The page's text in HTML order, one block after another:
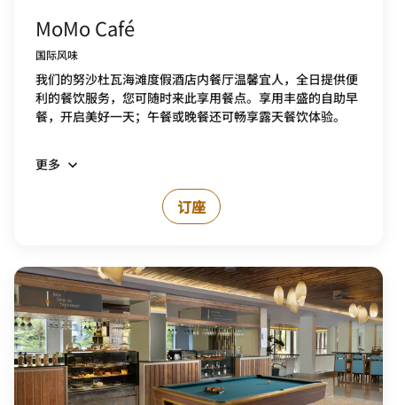
MoMo Café
国际风味
我们的努沙杜瓦海滩度假酒店内餐厅温馨宜人，全日提供便
利的餐饮服务，您可随时来此享用餐点。享用丰盛的自助早
餐，开启美好一天；午餐或晚餐还可畅享露天餐饮体验。
更多
订座